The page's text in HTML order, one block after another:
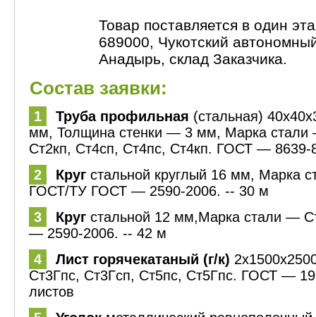
Товар поставляется в один
689000, Чукотский автономный
Анадырь, склад Заказчика.
Состав заявки:
1 Труба профильная (стальная)
мм, Толщина стенки — 3 мм, Марка стали
Ст2кп, Ст4сп, Ст4пс, Ст4кп. ГОСТ — 8639-
2
Круг стальной круглый 16 мм, Марка
ГОСТ/ТУ ГОСТ — 2590-2006. -- 30 м
3
Круг стальной 12 мм,Марка стали —
— 2590-2006. -- 42 м
4
Лист горячекатаный (г/к)
Ст3Гпс, Ст3Гсп, Ст5пс, Ст5Гпс. ГОСТ —
листов